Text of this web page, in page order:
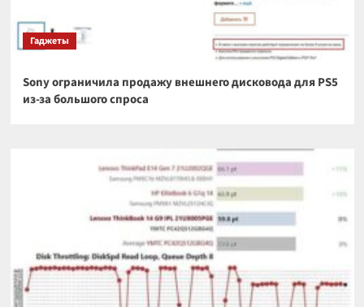
Гаджеты
Sony ограничила продажу внешнего дисковода для PS5
из-за большого спроса